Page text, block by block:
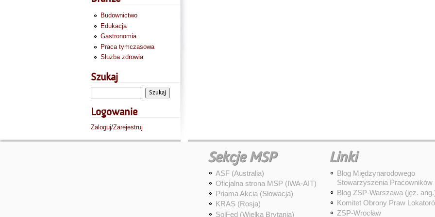
Budownictwo
Edukacja
Gastronomia
Praca tymczasowa
Służba zdrowia
Szukaj
Logowanie
Zaloguj/Zarejestruj
Sekcje MSP
ASF (Australia)
Oficjalna strona MSP (IWA-AIT)
Priama Akcia (Słowacja)
KRAS (Rosja)
SolFed (Wielka Brytania)
Linki
Blog Międzynarodowego
Stowarzyszenia Pracowników
Blog ZSP-Warszawa (jęz.
Komitet Obrony Praw
ZSP-Wrocław